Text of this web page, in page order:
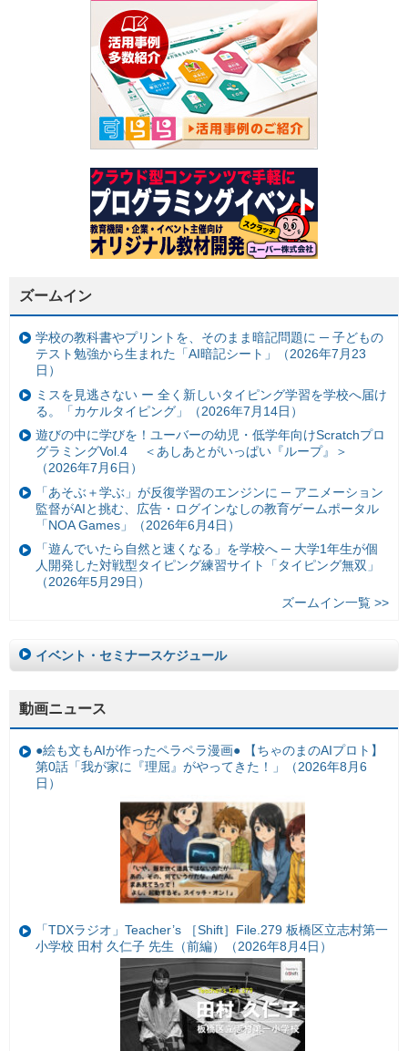
ズームイン
学校の教科書やプリントを、そのまま暗記問題に ─ 子どもの
テスト勉強から生まれた「AI暗記シート」（2026年7月23
日）
ミスを見逃さない ー 全く新しいタイピング学習を学校へ届け
る。「カケルタイピング」（2026年7月14日）
遊びの中に学びを！ユーバーの幼児・低学年向けScratchプロ
グラミングVol.4 ＜あしあとがいっぱい『ループ』＞
（2026年7月6日）
「あそぶ＋学ぶ」が反復学習のエンジンに ─ アニメーション
監督がAIと挑む、広告・ログインなしの教育ゲームポータル
「NOA Games」（2026年6月4日）
「遊んでいたら自然と速くなる」を学校へ ─ 大学1年生が個
人開発した対戦型タイピング練習サイト「タイピング無双」
（2026年5月29日）
ズームイン一覧 >>
イベント・セミナースケジュール
動画ニュース
●絵も文もAIが作ったペラペラ漫画● 【ちゃのまのAIプロト】
第0話「我が家に『理屈』がやってきた！」（2026年8月6
日）
「TDXラジオ」Teacher’s ［Shift］File.279 板橋区立志村第一
小学校 田村 久仁子 先生（前編）（2026年8月4日）